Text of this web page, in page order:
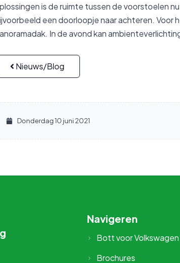
is de ruimte tussen de voorstoelen
een doorloopje naar achteren. Voor
In de avond kan
Nieuws/Blog
Donderdag 10 juni 2021
Navigeren
Bott voor Volkswagen
Brochures